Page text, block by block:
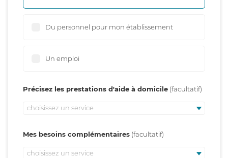
Du personnel pour mon établissement
Un emploi
Précisez les prestations d'aide à domicile
choisissez un service
Mes besoins complémentaires
choisissez un service